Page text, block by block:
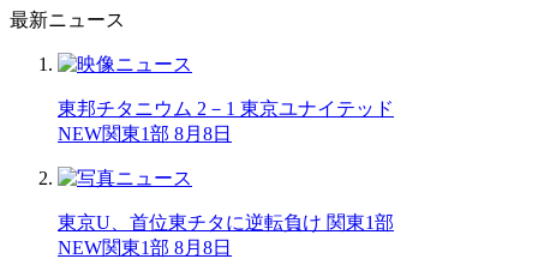
最新ニュース
東邦チタニウム 2－1 東京ユナイテッド
NEW関東1部 8月8日
東京U、首位東チタに逆転負け 関東1部
NEW関東1部 8月8日